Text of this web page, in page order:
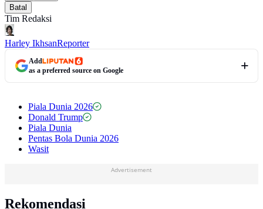
Batal
Tim Redaksi
Harley IkhsanReporter
Add
as a preferred source on Google
Piala Dunia 2026
Donald Trump
Piala Dunia
Pentas Bola Dunia 2026
Wasit
Advertisement
Rekomendasi